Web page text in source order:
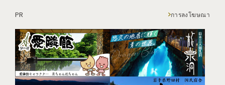
PR การลงโฆษณา